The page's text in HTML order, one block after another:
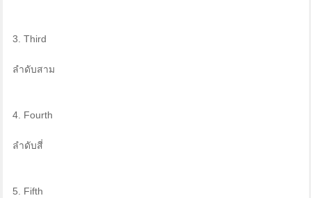
3. Third
ลำดับสาม
4. Fourth
ลำดับสี่
5. Fifth